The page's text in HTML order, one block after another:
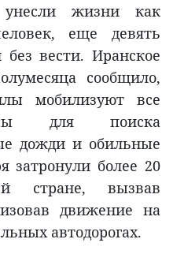
жизни как
еще девять
вести. Иранское
сообщило,
мобилизуют все
для поиска
дожди и обильные
затронули более 20
стране, вызвав
движение на
автодорогах.